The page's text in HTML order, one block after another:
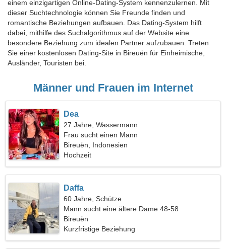
einem einzigartigen Online-Dating-System kennenzulernen. Mit
dieser Suchtechnologie können Sie Freunde finden und
romantische Beziehungen aufbauen. Das Dating-System hilft
dabei, mithilfe des Suchalgorithmus auf der Website eine
besondere Beziehung zum idealen Partner aufzubauen. Treten
Sie einer kostenlosen Dating-Site in Bireuën für Einheimische,
Ausländer, Touristen bei.
Männer und Frauen im Internet
Dea
27 Jahre, Wassermann
Frau sucht einen Mann
Bireuën, Indonesien
Hochzeit
Daffa
60 Jahre, Schütze
Mann sucht eine ältere Dame 48-58
Bireuën
Kurzfristige Beziehung